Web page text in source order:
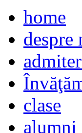
home
despre
clase
alumni